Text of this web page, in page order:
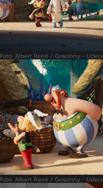
Foto: Albert René / Goscinny -
Foto: Albert René / Goscinny -